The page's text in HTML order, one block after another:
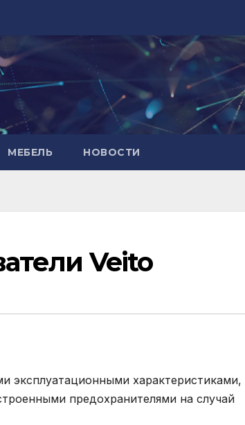
МЕБЕЛЬ НОВОСТИ
Veito
эксплуатационными характеристиками,
предохранителями на случай